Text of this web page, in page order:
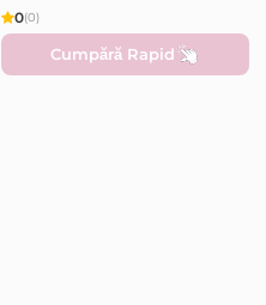
0(0)
Cumpără Rapid